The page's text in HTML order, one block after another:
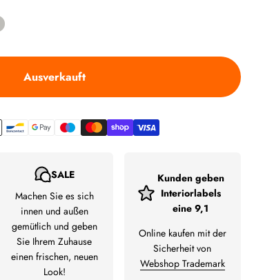
Ausverkauft
SALE
Machen Sie es sich
innen und außen
gemütlich und geben
Sie Ihrem Zuhause
einen frischen, neuen
Look!
Kunden geben
Interiorlabels
eine 9,1
Online kaufen mit der
Sicherheit von
Webshop Trademark